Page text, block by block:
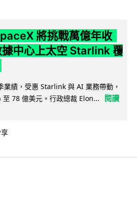
將挑戰萬億年收
中心上太空 Starlink 覆
業績，受惠 Starlink 與 AI 業務帶動，
78 億美元。行政總裁 Elon...
閱讀